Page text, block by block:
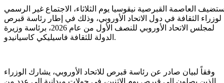
العاصمة القبرصية نيقوسيا يوم الثلاثاء، الاجتماع غير الرسمي
لوزراء الثقافة في دول الاتحاد الأوروبي، وذلك في إطار رئاسة قبرص
لمجلس الاتحاد الأوروبي للنصف الأول من عام 2026، برئاسة وزيرة
الدولة للثقافة فاسيليكي كاسيانيدو.
وفقاً لبيان صادر عن رئاسة قبرص للاتحاد الأوروبي، يشارك الوزراء
الذين يصلون إلى قبرص يوم الاثنين، في جولات ميدانية إلى عدد من